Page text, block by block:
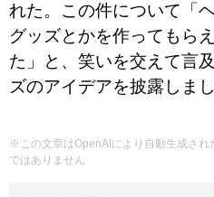
れた。この件について「
グッズとかを作ってもら
た」と、笑いを交えて言
ズのアイデアを披露しまし
※この文章はOpenAIにより自動生成さ
ではありません